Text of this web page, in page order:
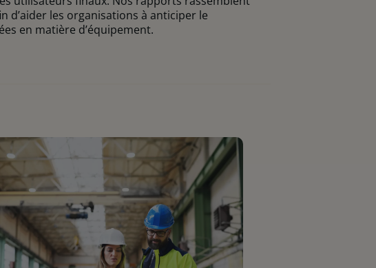
d’aider les organisations à anticiper le
en matière d’équipement.